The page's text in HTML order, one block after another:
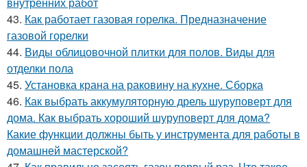
43. Как работает газовая горелка. Предназначение
газовой горелки
44. Виды облицовочной плитки для полов. Виды для
отделки пола
45. Установка крана на раковину на кухне. Сборка
46. Как выбрать аккумуляторную дрель шуруповерт для
дома. Как выбрать хороший шуруповерт для дома?
Какие функции должны быть у инструмента для работы в
домашней мастерской?